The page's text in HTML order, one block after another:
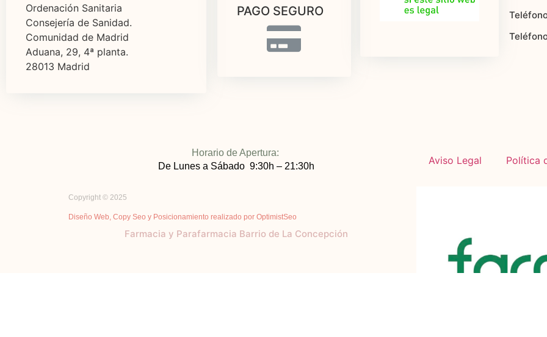
Ordenación Sanitaria
Consejería de Sanidad.
Comunidad de Madrid
Aduana, 29, 4ª planta.
28013 Madrid
PAGO SEGURO
Horario de Apertura:
De Lunes a Sábado 9:30h – 21:30h
Copyright © 2025
Diseño Web, Copy Seo y Posicionamiento realizado por OptimistSeo
Farmacia y Parafarmacia Barrio de La Concepción
Aviso Legal Política